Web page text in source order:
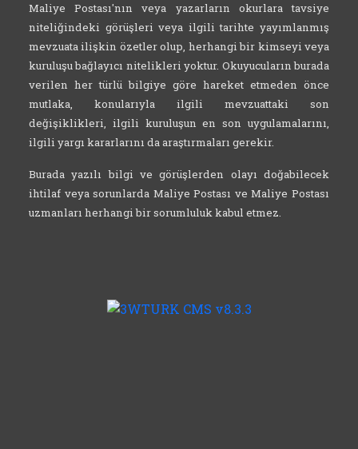
Maliye Postası'nın veya yazarların okurlara tavsiye
niteliğindeki görüşleri veya ilgili tarihte yayımlanmış
mevzuata ilişkin özetler olup, herhangi bir kimseyi veya
kuruluşu bağlayıcı nitelikleri yoktur. Okuyucuların burada
verilen her türlü bilgiye göre hareket etmeden önce
mutlaka, konularıyla ilgili mevzuattaki son
değişiklikleri, ilgili kuruluşun en son uygulamalarını,
ilgili yargı kararlarını da araştırmaları gerekir.
Burada yazılı bilgi ve görüşlerden olayı doğabilecek
ihtilaf veya sorunlarda Maliye Postası ve Maliye Postası
uzmanları herhangi bir sorumluluk kabul etmez.